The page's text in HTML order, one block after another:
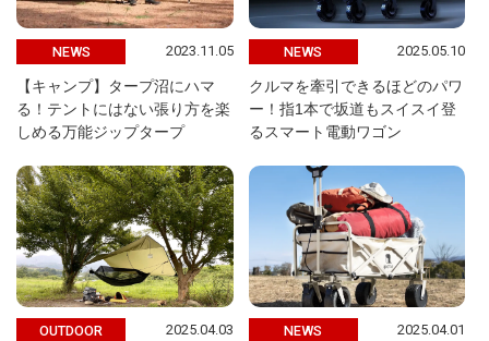
NEWS 2023.11.05
【キャンプ】タープ沼にハマ
る！テントにはない張り方を楽
しめる万能ジップタープ
NEWS 2025.05.10
クルマを牽引できるほどのパワ
ー！指1本で坂道もスイスイ登
るスマート電動ワゴン
OUTDOOR 2025.04.03 NEWS 2025.04.01